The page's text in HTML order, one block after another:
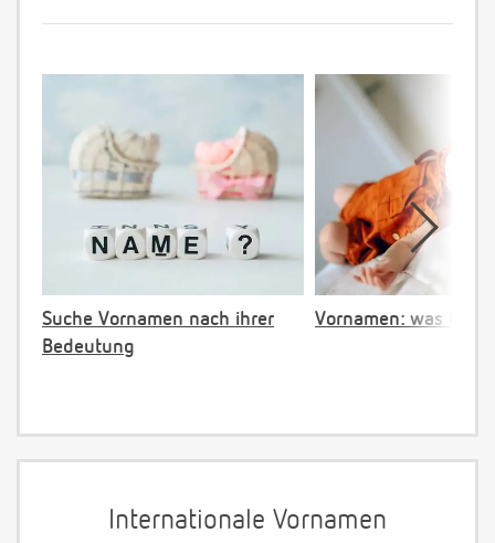
Suche Vornamen nach ihrer
Bedeutung
Vornamen: was ist
Internationale Vornamen